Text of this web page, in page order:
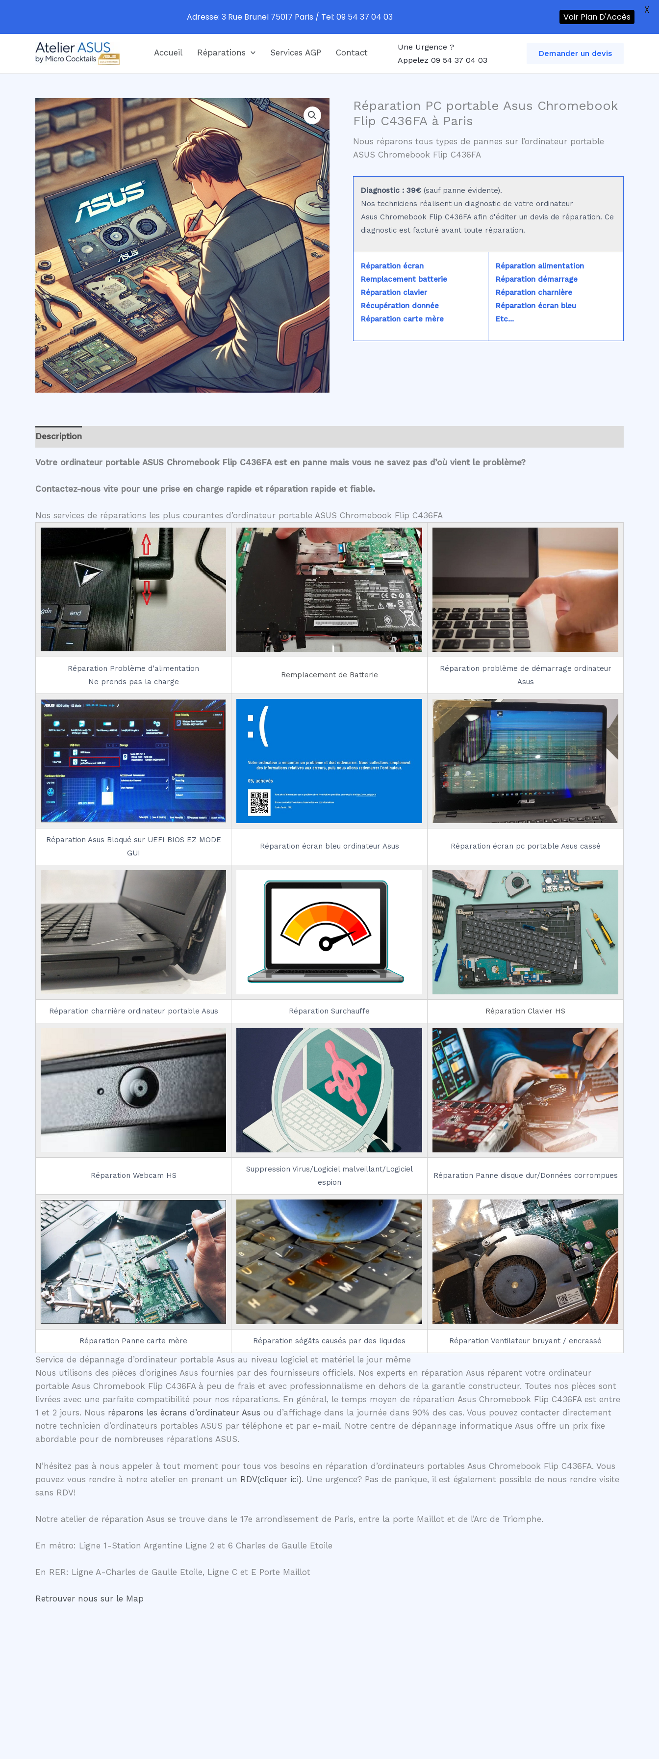
Accueil Réparations Services AGP Contact
Une Urgence ?
Appelez 09 54 37 04 03
Demander un devis
Réparation PC portable Asus Chromebook
Flip C436FA à Paris
Nous réparons tous types de pannes sur l’ordinateur portable
ASUS Chromebook Flip C436FA
Diagnostic : 39€ (sauf panne évidente).
Nos techniciens réalisent un diagnostic de votre ordinateur
Asus Chromebook Flip C436FA afin d'éditer un devis de réparation. Ce
diagnostic est facturé avant toute réparation.
Réparation écran
Remplacement batterie
Réparation clavier
Récupération donnée
Réparation carte mère
Réparation alimentation
Réparation démarrage
Réparation charnière
Réparation écran bleu
Etc...
Description
Votre ordinateur portable ASUS Chromebook Flip C436FA est en panne mais vous ne savez pas d’où vient le problème?
Contactez-nous vite pour une prise en charge rapide et réparation rapide et fiable.
Nos services de réparations les plus courantes d’ordinateur portable ASUS Chromebook Flip C436FA
Réparation Problème d’alimentation
Ne prends pas la charge
Remplacement de Batterie
Réparation problème de démarrage ordinateur
Asus
Réparation Asus Bloqué sur UEFI BIOS EZ MODE
GUI
Réparation écran bleu ordinateur Asus Réparation écran pc portable Asus cassé
Réparation charnière ordinateur portable Asus Réparation Surchauffe Réparation Clavier HS
Réparation Webcam HS
Suppression Virus/Logiciel malveillant/Logiciel
espion
Réparation Panne disque dur/Données corrompues
Réparation Panne carte mère Réparation ségâts causés par des liquides Réparation Ventilateur bruyant / encrassé
Service de dépannage d’ordinateur portable Asus au niveau logiciel et matériel le jour même
Nous utilisons des pièces d’origines Asus fournies par des fournisseurs officiels. Nos experts en réparation Asus réparent votre ordinateur
portable Asus Chromebook Flip C436FA à peu de frais et avec professionnalisme en dehors de la garantie constructeur. Toutes nos pièces sont
livrées avec une parfaite compatibilité pour nos réparations. En général, le temps moyen de réparation Asus Chromebook Flip C436FA est entre
1 et 2 jours. Nous réparons les écrans d’ordinateur Asus ou d’affichage dans la journée dans 90% des cas. Vous pouvez contacter directement
notre technicien d’ordinateurs portables ASUS par téléphone et par e-mail. Notre centre de dépannage informatique Asus offre un prix fixe
abordable pour de nombreuses réparations ASUS.
N’hésitez pas à nous appeler à tout moment pour tous vos besoins en réparation d’ordinateurs portables Asus Chromebook Flip C436FA. Vous
pouvez vous rendre à notre atelier en prenant un RDV(cliquer ici). Une urgence? Pas de panique, il est également possible de nous rendre visite
sans RDV!
Notre atelier de réparation Asus se trouve dans le 17e arrondissement de Paris, entre la porte Maillot et de l’Arc de Triomphe.
En métro: Ligne 1-Station Argentine Ligne 2 et 6 Charles de Gaulle Etoile
En RER: Ligne A-Charles de Gaulle Etoile, Ligne C et E Porte Maillot
Retrouver nous sur le Map
Adresse: 3 Rue Brunel 75017 Paris / Tel: 09 54 37 04 03 Voir Plan D'Accès
X